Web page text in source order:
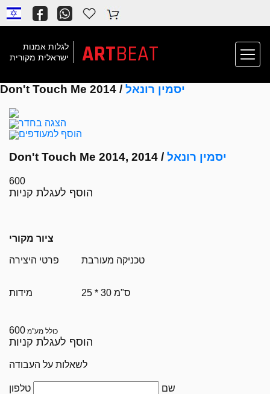
לגלות אמנות
ישראלית מקורית
ARTBEAT
Don't Touch Me 2014 / יסמין רונאל
הצגה בחדר
הוסף למעודפים
Don't Touch Me 2014, 2014 / יסמין רונאל
600
הוסף לעגלת קניות
ציור מקורי
פרטי היצירה טכניקה מעורבת
מידות 25 * 30 ס"מ
600 כולל מע"מ
הוסף לעגלת קניות
לשאלות על העבודה
שם טלפון